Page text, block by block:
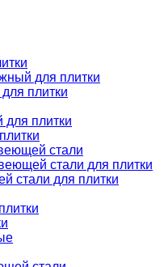
для плитки
плитки
плитки
стали
стали для плитки
стали для плитки